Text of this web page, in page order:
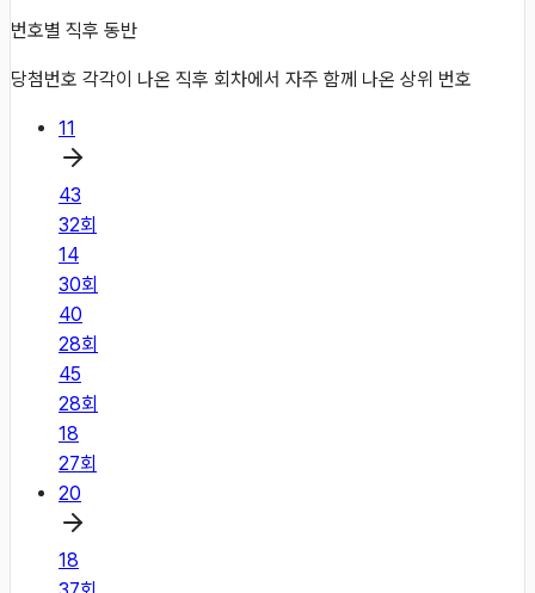
번호별 직후 동반
당첨번호 각각이 나온 직후 회차에서 자주 함께 나온 상위 번호
11
43
32회
14
30회
40
28회
45
28회
18
27회
20
18